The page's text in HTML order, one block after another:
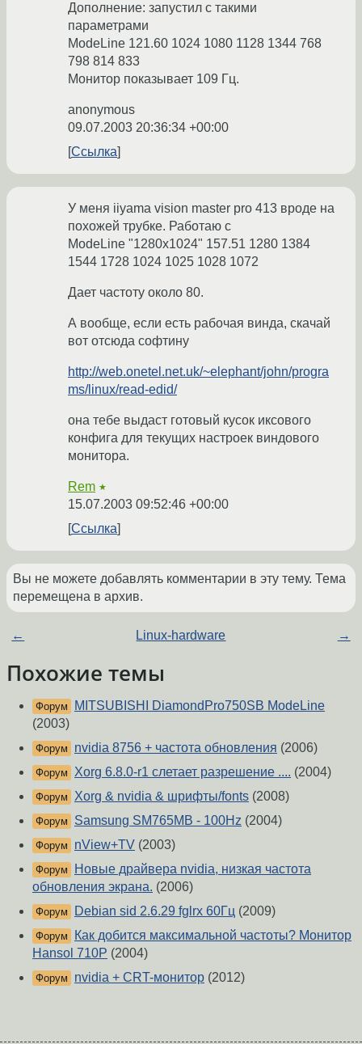
Дополнение: запустил с такими
параметрами
ModeLine 121.60 1024 1080 1128 1344 768
798 814 833
Монитор показывает 109 Гц.
anonymous
09.07.2003 20:36:34 +00:00
Ссылка
У меня iiyama vision master pro 413 вроде на
похожей трубке. Работаю с
ModeLine "1280x1024" 157.51 1280 1384
1544 1728 1024 1025 1028 1072
Дает частоту около 80.
А вообще, если есть рабочая винда, скачай
вот отсюда софтину
http://web.onetel.net.uk/~elephant/john/progra
ms/linux/read-edid/
она тебе выдаст готовый кусок иксового
конфига для текущих настроек виндового
монитора.
Rem ★
15.07.2003 09:52:46 +00:00
Ссылка
Вы не можете добавлять комментарии в эту тему. Тема
перемещена в архив.
← Linux-hardware →
Похожие темы
Форум
MITSUBISHI DiamondPro750SB ModeLine
(2003)
Форум nvidia 8756 + частота обновления (2006)
Форум Xorg 6.8.0-r1 слетает разрешение .... (2004)
Форум Xorg & nvidia & шрифты/fonts (2008)
Форум Samsung SM765MB - 100Hz (2004)
Форум nView+TV (2003)
Форум
Новые драйвера nvidia, низкая частота
обновления экрана. (2006)
Форум Debian sid 2.6.29 fglrx 60Гц (2009)
Форум
Как добится максимальной частоты? Монитор
Hansol 710P (2004)
Форум nvidia + CRT-монитор (2012)